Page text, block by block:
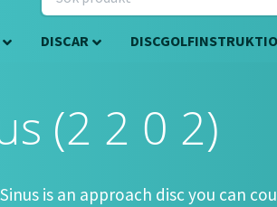
DISCAR
(2 2 0 2)
is an approach disc you can